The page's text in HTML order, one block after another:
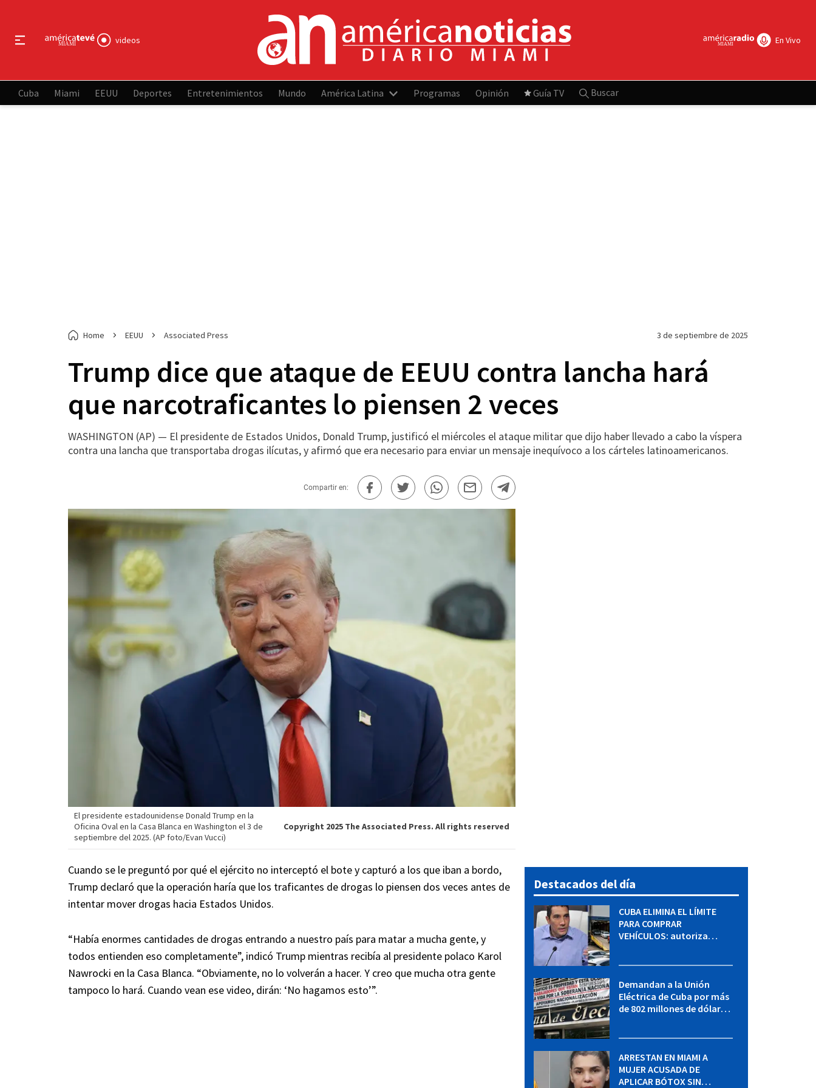
videos En Vivo
Cuba Miami EEUU Deportes Entretenimientos Mundo América Latina Programas Opinión Guía TV Buscar
Home EEUU Associated Press 3 de septiembre de 2025
Trump dice que ataque de EEUU contra lancha hará
que narcotraficantes lo piensen 2 veces
WASHINGTON (AP) — El presidente de Estados Unidos, Donald Trump, justificó el miércoles el ataque militar que dijo haber llevado a cabo la víspera
contra una lancha que transportaba drogas ilícutas, y afirmó que era necesario para enviar un mensaje inequívoco a los cárteles latinoamericanos.
Compartir en:
El presidente estadounidense Donald Trump en la
Oficina Oval en la Casa Blanca en Washington el 3 de
septiembre del 2025. (AP foto/Evan Vucci)
Copyright 2025 The Associated Press. All rights reserved
Cuando se le preguntó por qué el ejército no interceptó el bote y capturó a los que iban a bordo,
Trump declaró que la operación haría que los traficantes de drogas lo piensen dos veces antes de
intentar mover drogas hacia Estados Unidos.
“Había enormes cantidades de drogas entrando a nuestro país para matar a mucha gente, y
todos entienden eso completamente”, indicó Trump mientras recibía al presidente polaco Karol
Nawrocki en la Casa Blanca. “Obviamente, no lo volverán a hacer. Y creo que mucha otra gente
tampoco lo hará. Cuando vean ese video, dirán: ‘No hagamos esto’”.
Destacados del día
CUBA ELIMINA EL LÍMITE
PARA COMPRAR
VEHÍCULOS: autoriza
Demandan a la Unión
Eléctrica de Cuba por más
de 802 millones de dólares
ARRESTAN EN MIAMI A
MUJER ACUSADA DE
APLICAR BÓTOX SIN